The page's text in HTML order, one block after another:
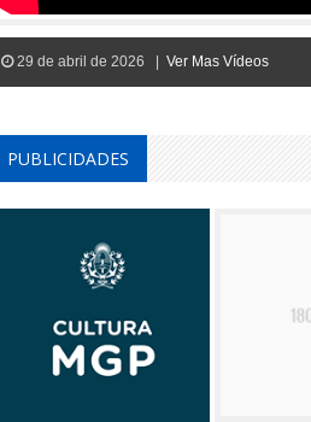
29 de abril de 2026 | Ver Mas Vídeos
PUBLICIDADES